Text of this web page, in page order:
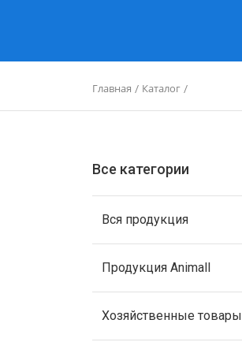
Главная / Каталог /
Все категории
Вся продукция
Продукция Animall
Хозяйственные товары